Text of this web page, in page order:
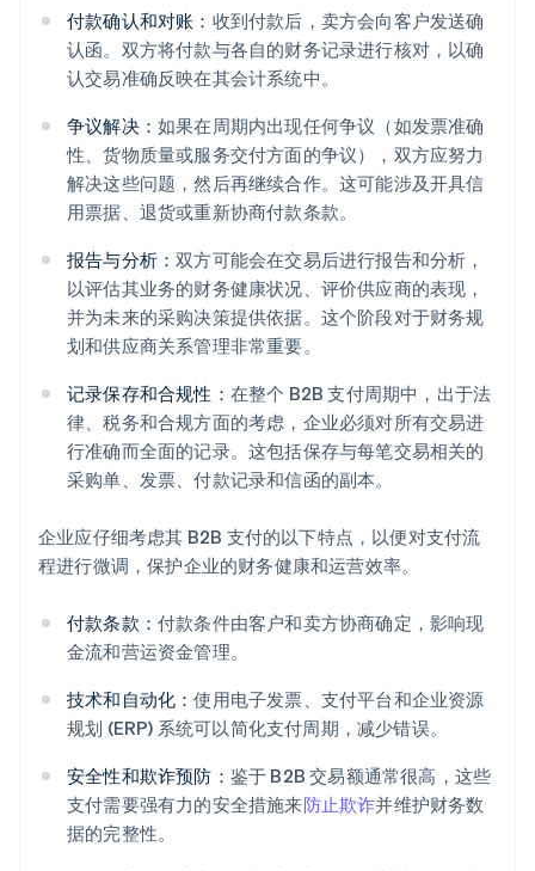
付款确认和对账： 收到付款后，卖方会向客户发送确
认函。双方将付款与各自的财务记录进行核对，以确
认交易准确反映在其会计系统中。
争议解决： 如果在周期内出现任何争议（如发票准确
性、货物质量或服务交付方面的争议），双方应努力
解决这些问题，然后再继续合作。这可能涉及开具信
用票据、退货或重新协商付款条款。
报告与分析：双方可能会在交易后进行报告和分析，
以评估其业务的财务健康状况、评价供应商的表现，
并为未来的采购决策提供依据。这个阶段对于财务规
划和供应商关系管理非常重要。
记录保存和合规性： 在整个 B2B 支付周期中，出于法
律、税务和合规方面的考虑，企业必须对所有交易进
行准确而全面的记录。这包括保存与每笔交易相关的
采购单、发票、付款记录和信函的副本。
企业应仔细考虑其 B2B 支付的以下特点，以便对支付流
程进行微调，保护企业的财务健康和运营效率。
付款条款： 付款条件由客户和卖方协商确定，影响现
金流和营运资金管理。
技术和自动化：使用电子发票、支付平台和企业资源
规划 (ERP) 系统可以简化支付周期，减少错误。
安全性和欺诈预防： 鉴于 B2B 交易额通常很高，这些
支付需要强有力的安全措施来防止欺诈并维护财务数
据的完整性。